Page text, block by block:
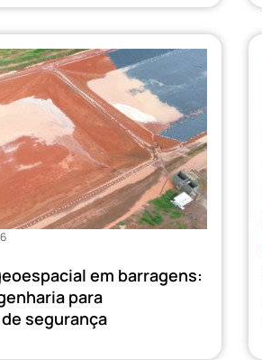
em barragens:
para
segurança